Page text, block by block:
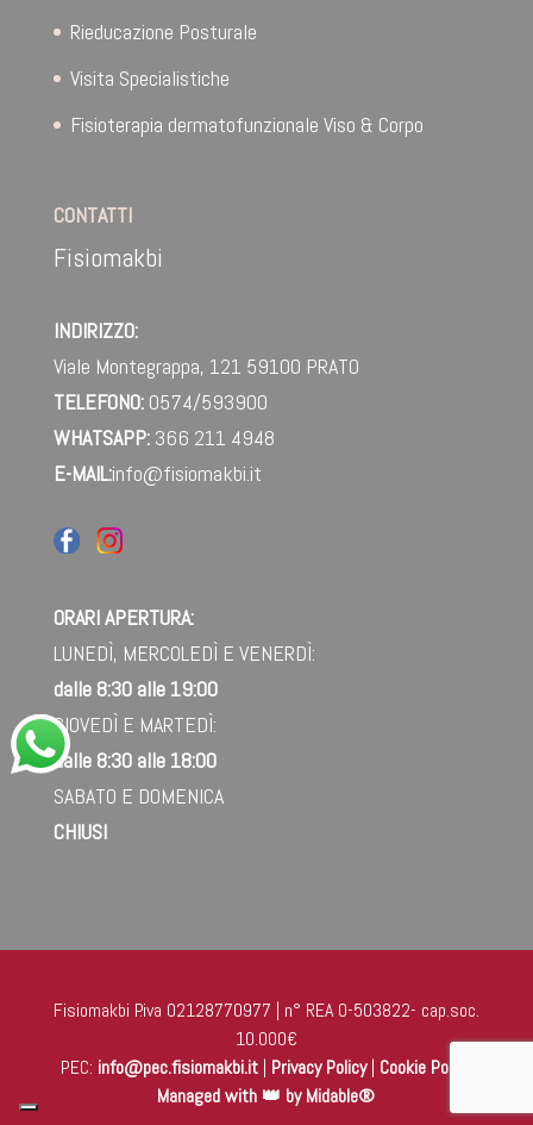
Rieducazione Posturale
Visita Specialistiche
Fisioterapia dermatofunzionale Viso & Corpo
CONTATTI
Fisiomakbi
INDIRIZZO:
Viale Montegrappa, 121 59100 PRATO
TELEFONO: 0574/593900
WHATSAPP: 366 211 4948‬
E-MAIL:info@fisiomakbi.it
ORARI APERTURA:
LUNEDÌ, MERCOLEDÌ E VENERDÌ:
dalle 8:30 alle 19:00
GIOVEDÌ E MARTEDÌ:
dalle 8:30 alle 18:00
SABATO E DOMENICA
CHIUSI
Fisiomakbi P.iva 02128770977 | n° REA O-503822- cap.soc.
10.000€
PEC: info@pec.fisiomakbi.it | Privacy Policy| Cookie Policy
Managed with 👑 by Midable®